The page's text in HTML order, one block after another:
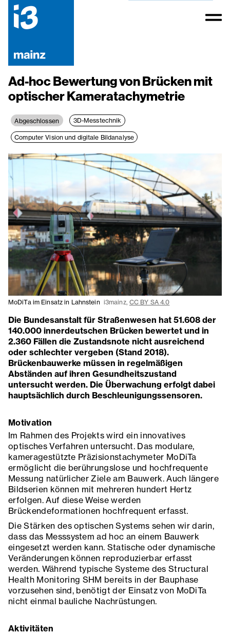
Ad-hoc Bewertung von Brücken mit
optischer Kameratachymetrie
Abgeschlossen 3D-Messtechnik
Computer Vision und digitale Bildanalyse
MoDiTa im Einsatz in Lahnstein i3mainz, CC BY SA 4.0
Die Bundesanstalt für Straßenwesen hat 51.608 der
140.000 innerdeutschen Brücken bewertet und in
2.360 Fällen die Zustandsnote nicht ausreichend
oder schlechter vergeben (Stand 2018).
Brückenbauwerke müssen in regelmäßigen
Abständen auf ihren Gesundheitszustand
untersucht werden. Die Überwachung erfolgt dabei
hauptsächlich durch Beschleunigungssensoren.
Motivation
Im Rahmen des Projekts wird ein innovatives
optisches Verfahren untersucht. Das modulare,
kameragestützte Präzisionstachymeter MoDiTa
ermöglicht die berührungslose und hochfrequente
Messung natürlicher Ziele am Bauwerk. Auch längere
Bildserien können mit mehreren hundert Hertz
erfolgen. Auf diese Weise werden
Brückendeformationen hochfrequent erfasst.
Die Stärken des optischen Systems sehen wir darin,
dass das Messsystem ad hoc an einem Bauwerk
eingesetzt werden kann. Statische oder dynamische
Veränderungen können reproduzierbar erfasst
werden. Während typische Systeme des Structural
Health Monitoring SHM bereits in der Bauphase
vorzusehen sind, benötigt der Einsatz von MoDiTa
nicht einmal bauliche Nachrüstungen.
Aktivitäten